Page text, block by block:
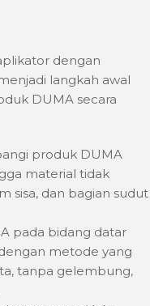
dengan
langkah awal
DUMA secara
produk DUMA
material tidak
sisa, dan bagian sudut
pada bidang datar
metode yang
tanpa gelembung,